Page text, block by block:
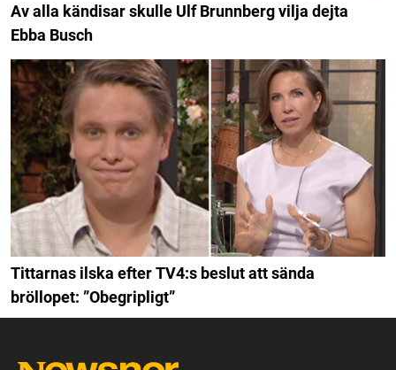
Av alla kändisar skulle Ulf Brunnberg vilja dejta
Ebba Busch
Tittarnas ilska efter TV4:s beslut att sända
bröllopet: ”Obegripligt”